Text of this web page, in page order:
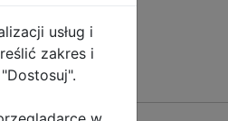
usług i
zakres i